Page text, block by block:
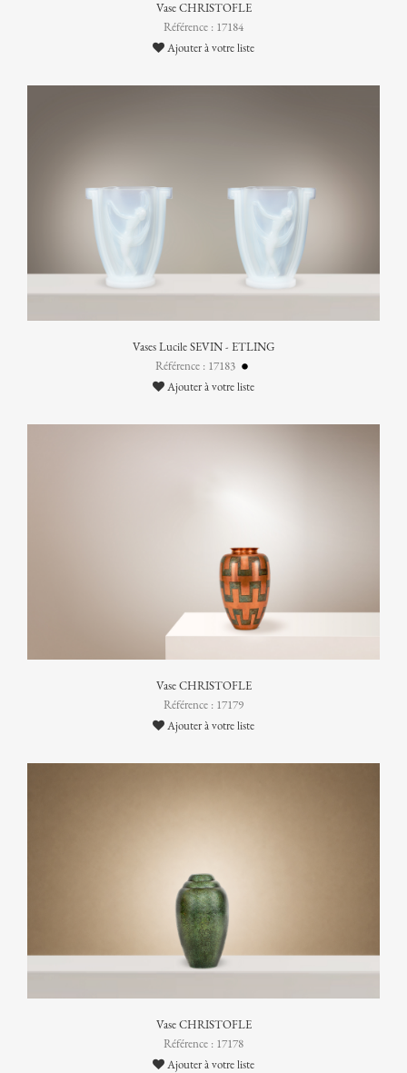
Vase CHRISTOFLE
Référence : 17184
Ajouter à votre liste
Vases Lucile SEVIN - ETLING
Référence : 17183
Ajouter à votre liste
Vase CHRISTOFLE
Référence : 17179
Ajouter à votre liste
Vase CHRISTOFLE
Référence : 17178
Ajouter à votre liste